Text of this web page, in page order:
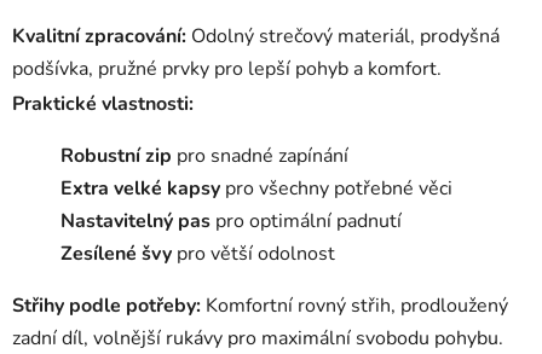
i
s
u
Kvalitní zpracování: Odolný strečový materiál, prodyšná
podšívka, pružné prvky pro lepší pohyb a komfort.
Praktické vlastnosti:
Robustní zip pro snadné zapínání
Extra velké kapsy pro všechny potřebné věci
Nastavitelný pas pro optimální padnutí
Zesílené švy pro větší odolnost
Střihy podle potřeby: Komfortní rovný střih, prodloužený
zadní díl, volnější rukávy pro maximální svobodu pohybu.